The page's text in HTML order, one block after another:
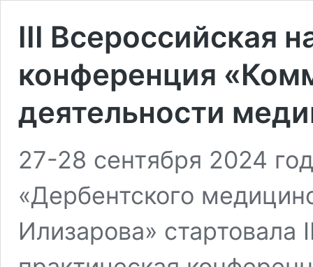
III Всероссийская
конференция
деятельности
27-28 сентября 2024
«Дербентского
Илизарова» стартовала